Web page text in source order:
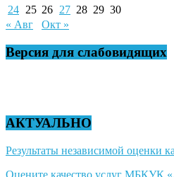
24 25 26 27 28 29 30
« Авг
Окт »
Версия для слабовидящих
АКТУАЛЬНО
Результаты независимой оценки
Оцените качество услуг МБКУК